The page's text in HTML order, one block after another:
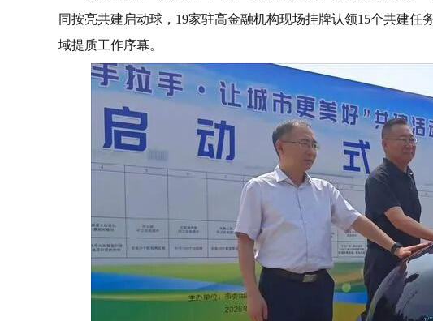
同按亮共建启动球，19家驻高金融机构现场挂牌认领15个共建
域提质工作序幕。